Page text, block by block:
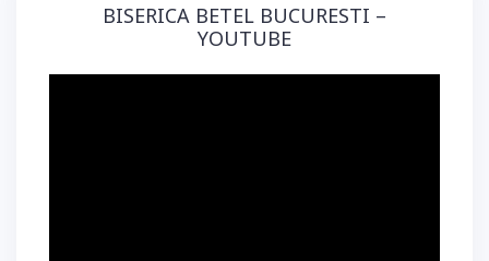
BISERICA BETEL BUCURESTI –
YOUTUBE